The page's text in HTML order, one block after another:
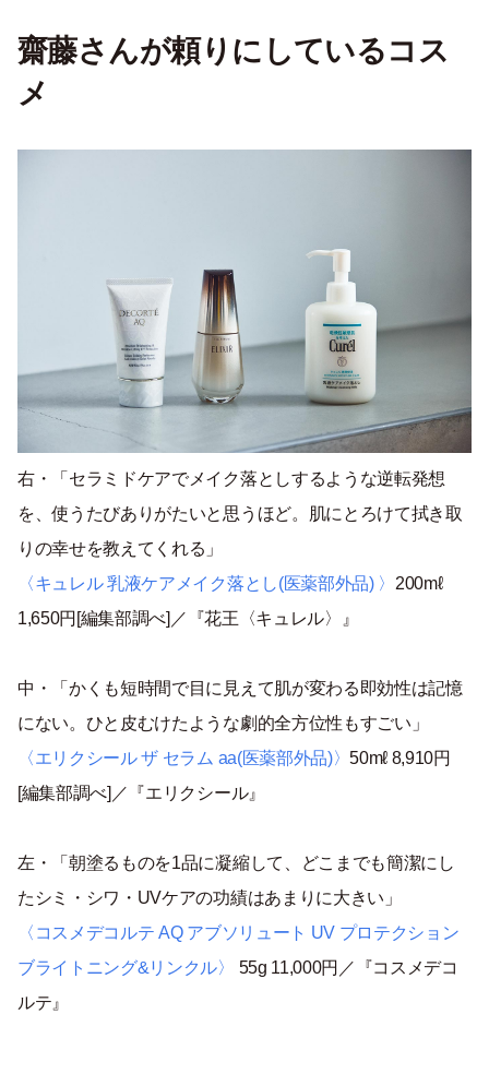
齋藤さんが頼りにしているコス
メ
右・「セラミドケアでメイク落としするような逆転発想
を、使うたびありがたいと思うほど。肌にとろけて拭き取
りの幸せを教えてくれる」
〈キュレル 乳液ケアメイク落とし(医薬部外品) 〉 200mℓ
1,650円[編集部調べ]／『花王〈キュレル〉』
中・「かくも短時間で目に見えて肌が変わる即効性は記憶
にない。ひと皮むけたような劇的全方位性もすごい」
〈エリクシール ザ セラム aa(医薬部外品)〉50mℓ 8,910円
[編集部調べ]／『エリクシール』
左・「朝塗るものを1品に凝縮して、どこまでも簡潔にし
たシミ・シワ・UVケアの功績はあまりに大きい」
〈コスメデコルテ AQ アブソリュート UV プロテクション
ブライトニング&リンクル〉
55g 11,000円／『コスメデコ
ルテ』